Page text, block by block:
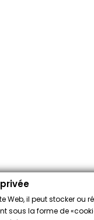
Web, il peut stocker ou
sous la forme de